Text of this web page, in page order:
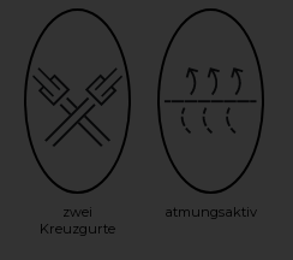
zwei
Kreuzgurte
atmungsaktiv